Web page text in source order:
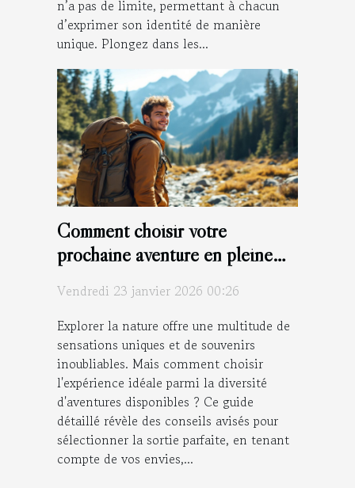
n’a pas de limite, permettant à chacun
d’exprimer son identité de manière
unique. Plongez dans les...
Comment choisir votre
prochaine aventure en pleine
Vendredi 23 janvier 2026 00:26
Explorer la nature offre une multitude de
sensations uniques et de souvenirs
inoubliables. Mais comment choisir
l'expérience idéale parmi la diversité
d'aventures disponibles ? Ce guide
détaillé révèle des conseils avisés pour
sélectionner la sortie parfaite, en tenant
compte de vos envies,...